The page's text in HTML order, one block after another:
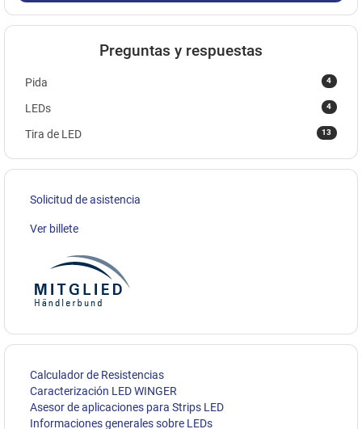
Preguntas y respuestas
4
Pida
4
LEDs
13
Tira de LED
Solicitud de asistencia
Ver billete
Calculador de Resistencias
Caracterización LED WINGER
Asesor de aplicaciones para Strips LED
Informaciones generales sobre LEDs